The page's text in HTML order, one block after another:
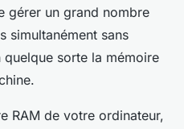
gérer un grand nombre
simultanément sans
quelque sorte la mémoire
RAM de votre ordinateur,